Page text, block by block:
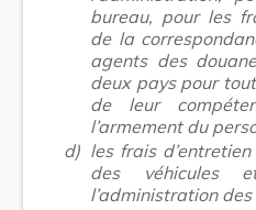
bureau, pour les
de la
agents des
deux pays pour
de leur
l’armement du
d) les frais
des véhicules
l’administration